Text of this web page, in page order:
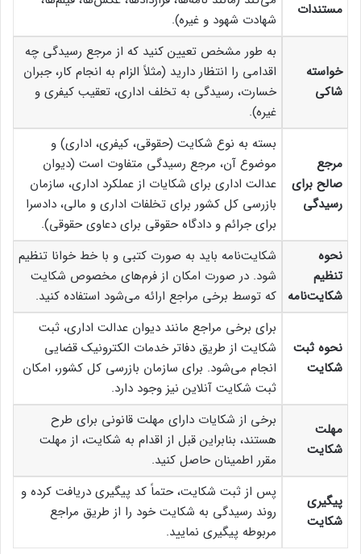
مستندات
شهادت شهود و غیره).
خواسته
شاکی
به طور مشخص تعیین کنید که از مرجع رسیدگی چه
اقدامی را انتظار دارید (مثلاً الزام به انجام کار، جبران
خسارت، رسیدگی به تخلف اداری، تعقیب کیفری و
غیره).
مرجع
صالح برای
رسیدگی
بسته به نوع شکایت (حقوقی، کیفری، اداری) و
موضوع آن، مرجع رسیدگی متفاوت است (دیوان
عدالت اداری برای شکایات از عملکرد اداری، سازمان
بازرسی کل کشور برای تخلفات اداری و مالی، دادسرا
برای جرائم و دادگاه حقوقی برای دعاوی حقوقی).
نحوه
تنظیم
شکایت‌نامه
شکایت‌نامه باید به صورت کتبی و با خط خوانا تنظیم
شود. در صورت امکان از فرم‌های مخصوص شکایت
که توسط برخی مراجع ارائه می‌شود استفاده کنید.
نحوه ثبت
شکایت
برای برخی مراجع مانند دیوان عدالت اداری، ثبت
شکایت از طریق دفاتر خدمات الکترونیک قضایی
انجام می‌شود. برای سازمان بازرسی کل کشور، امکان
ثبت شکایت آنلاین نیز وجود دارد.
مهلت
شکایت
برخی از شکایات دارای مهلت قانونی برای طرح
هستند، بنابراین قبل از اقدام به شکایت، از مهلت
مقرر اطمینان حاصل کنید.
پیگیری
شکایت
پس از ثبت شکایت، حتماً کد پیگیری دریافت کرده و
روند رسیدگی به شکایت خود را از طریق مراجع
مربوطه پیگیری نمایید.